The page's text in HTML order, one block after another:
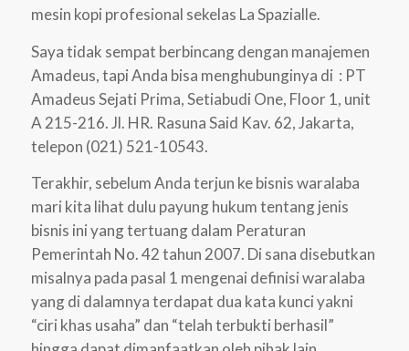
mesin kopi profesional sekelas La Spazialle.
Saya tidak sempat berbincang dengan manajemen
Amadeus, tapi Anda bisa menghubunginya di : PT
Amadeus Sejati Prima, Setiabudi One, Floor 1, unit
A 215-216. Jl. HR. Rasuna Said Kav. 62, Jakarta,
telepon (021) 521-10543.
Terakhir, sebelum Anda terjun ke bisnis waralaba
mari kita lihat dulu payung hukum tentang jenis
bisnis ini yang tertuang dalam Peraturan
Pemerintah No. 42 tahun 2007. Di sana disebutkan
misalnya pada pasal 1 mengenai definisi waralaba
yang di dalamnya terdapat dua kata kunci yakni
“ciri khas usaha” dan “telah terbukti berhasil”